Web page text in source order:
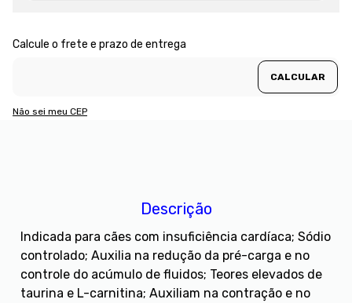
Não sei meu CEP
Descrição
Indicada para cães com insuficiência cardíaca; Sódio
controlado; Auxilia na redução da pré-carga e no
controle do acúmulo de fluidos; Teores elevados de
taurina e L-carnitina; Auxiliam na contração e no